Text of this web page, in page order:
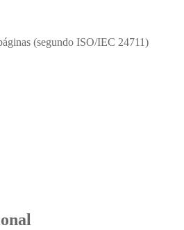
(segundo ISO/IEC 24711)